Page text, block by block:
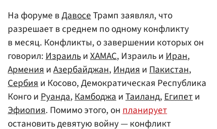
На форуме вДавосеТрамп заявлял, что
разрешает в среднем по одному конфликту
в месяц. Конфликты, о завершении которых он
говорил:ИзраильиХАМАС, Израиль иИран,
АрменияиАзербайджан,ИндияиПакистан,
Сербияи Косово, Демократическая Республика
Конго иРуанда,КамбоджаиТаиланд,Египети
Эфиопия. Помимо этого, онпланирует
остановить девятую войну — конфликт